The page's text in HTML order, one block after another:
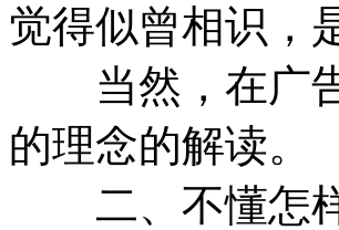
觉得似曾相识，
当然，在广告
的理念的解读。
二、不懂怎